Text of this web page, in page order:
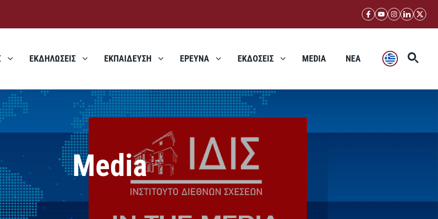
ΕΚΔΗΛΩΣΕΙΣ ΕΚΠΑΙΔΕΥΣΗ ΕΡΕΥΝΑ ΕΚΔΟΣΕΙΣ MEDIA ΝΕΑ
Media